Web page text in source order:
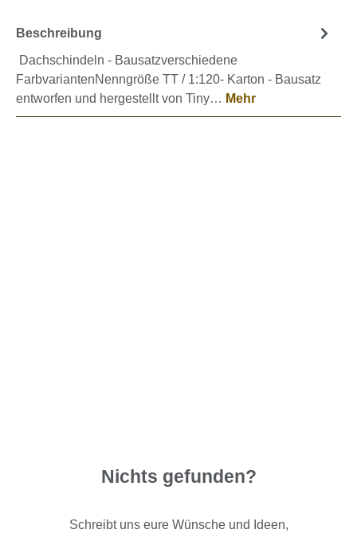
Beschreibung
Dachschindeln - Bausatzverschiedene
FarbvariantenNenngröße TT / 1:120- Karton - Bausatz
entworfen und hergestellt von Tiny… Mehr
Nichts gefunden?
Schreibt uns eure Wünsche und Ideen,